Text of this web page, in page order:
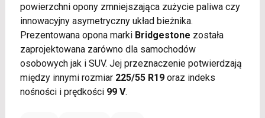
powierzchni opony zmniejszająca zużycie paliwa czy
innowacyjny asymetryczny układ bieżnika.
Prezentowana opona marki Bridgestone została
zaprojektowana zarówno dla samochodów
osobowych jak i SUV. Jej przeznaczenie potwierdzają
między innymi rozmiar 225/55 R19oraz indeks
nośności i prędkości 99 V.